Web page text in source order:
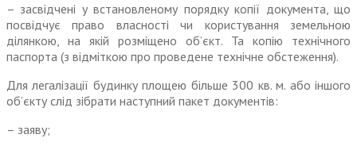
– засвідчені у встановленому порядку копії документа, що
посвідчує право власності чи користування земельною
ділянкою, на якій розміщено об’єкт. Та копію технічного
паспорта (з відміткою про проведене технічне обстеження).
Для легалізації будинку площею більше 300 кв. м. або іншого
об’єкту слід зібрати наступний пакет документів:
– заяву;